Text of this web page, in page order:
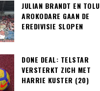
JULIAN BRANDT EN TOLU
AROKODARE GAAN DE
EREDIVISIE SLOPEN
DONE DEAL: TELSTAR
VERSTERKT ZICH MET
HARRIE KUSTER (20)